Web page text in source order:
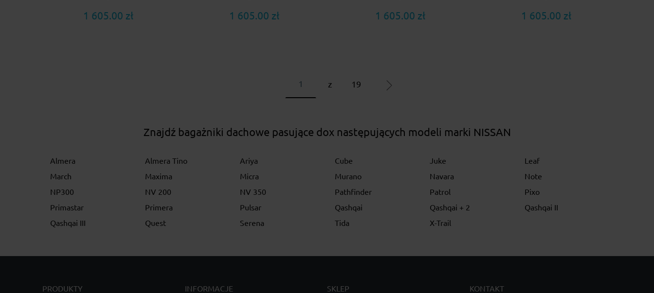
1 605.00 zł 1 605.00 zł 1 605.00 zł 1 605.00 zł
z 19
Znajdź bagażniki dachowe pasujące dox następujących modeli marki NISSAN
Almera Almera Tino Ariya Cube Juke
Leaf
March
Maxima Micra Murano Navara
Note
NP300
NV 200 NV 350 Pathfinder Patrol
Pixo
Primastar
Primera Pulsar Qashqai Qashqai + 2
Qashqai II
Qashqai III
Quest Serena Tida X-Trail
PRODUKTY INFORMACJE SKLEP KONTAKT